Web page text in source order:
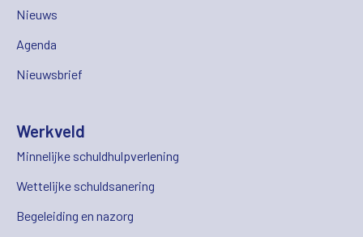
Nieuws
Agenda
Nieuwsbrief
Werkveld
Minnelijke schuldhulpverlening
Wettelijke schuldsanering
Begeleiding en nazorg